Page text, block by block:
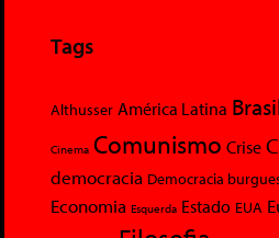
Tags
Althusser América Latina
Cinema Comunismo Crise
democracia Democracia
Economia Esquerda Estado EUA